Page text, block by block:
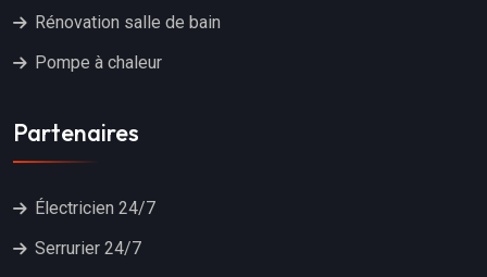
Rénovation salle de bain
Pompe à chaleur
Partenaires
Électricien 24/7
Serrurier 24/7